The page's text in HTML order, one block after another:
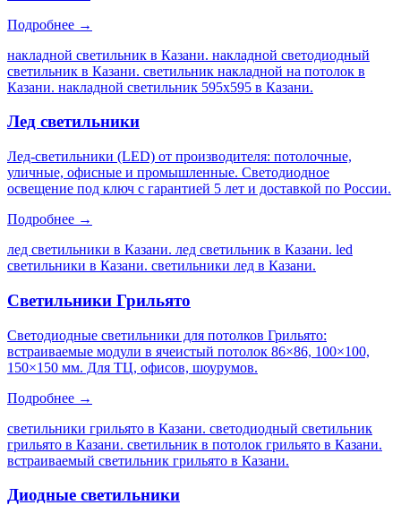
Подробнее →
накладной светильник в Казани. накладной светодиодный
светильник в Казани. светильник накладной на потолок в
Казани. накладной светильник 595х595 в Казани.
Лед светильники
Лед-светильники (LED) от производителя: потолочные,
уличные, офисные и промышленные. Светодиодное
освещение под ключ с гарантией 5 лет и доставкой по России.
Подробнее →
лед светильники в Казани. лед светильник в Казани. led
светильники в Казани. светильники лед в Казани.
Светильники Грильято
Светодиодные светильники для потолков Грильято:
встраиваемые модули в ячеистый потолок 86×86, 100×100,
150×150 мм. Для ТЦ, офисов, шоурумов.
Подробнее →
светильники грильято в Казани. светодиодный светильник
грильято в Казани. светильник в потолок грильято в Казани.
встраиваемый светильник грильято в Казани.
Диодные светильники